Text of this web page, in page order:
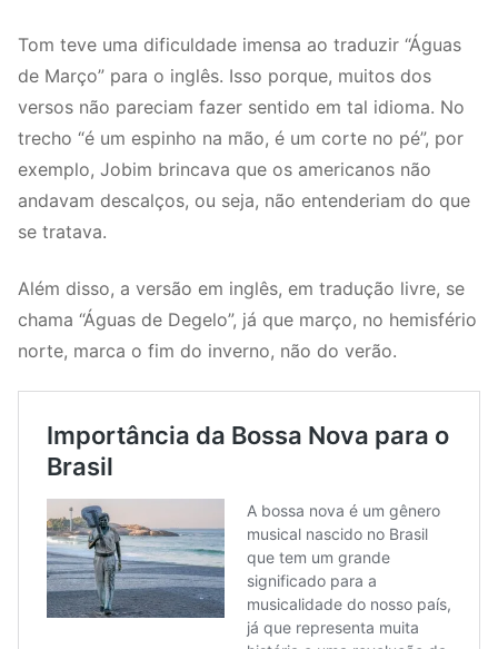
Tom teve uma dificuldade imensa ao traduzir “Águas
de Março” para o inglês. Isso porque, muitos dos
versos não pareciam fazer sentido em tal idioma. No
trecho “é um espinho na mão, é um corte no pé”, por
exemplo, Jobim brincava que os americanos não
andavam descalços, ou seja, não entenderiam do que
se tratava.
Além disso, a versão em inglês, em tradução livre, se
chama “Águas de Degelo”, já que março, no hemisfério
norte, marca o fim do inverno, não do verão.